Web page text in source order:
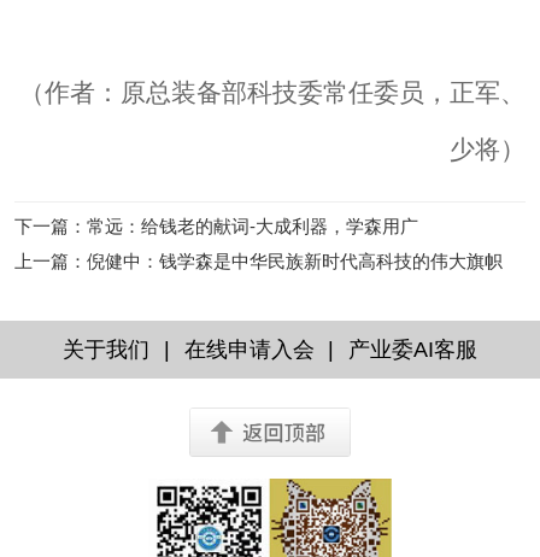
（作者：原总装备部科技委常任委员，正军、
少将）
下一篇 ： 常远：给钱老的献词-大成利器，学森用广
上一篇 ： 倪健中：钱学森是中华民族新时代高科技的伟大旗帜
关于我们 | 在线申请入会 | 产业委AI客服